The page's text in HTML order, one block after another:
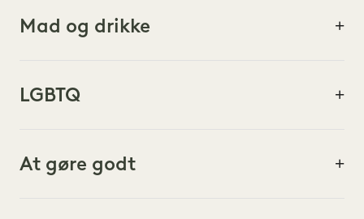
FAMILIE
NATUREN
Mad og drikke
LGBTQ
At gøre godt